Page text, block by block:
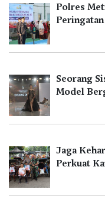
Polres
Seorang
Model
Jaga
Perkuat